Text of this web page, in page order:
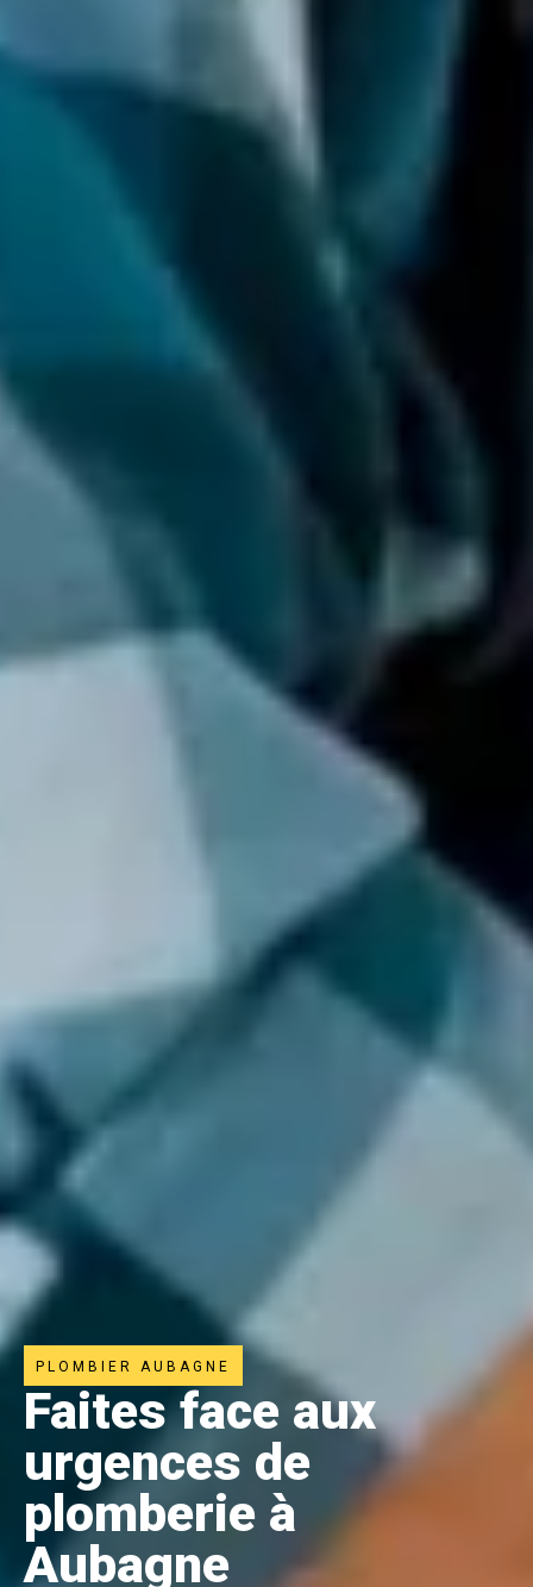
PLOMBIER AUBAGNE
Faites face aux
urgences de
plomberie à
Aubagne